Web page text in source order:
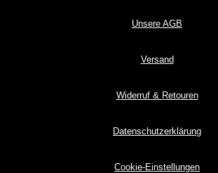
Unsere AGB
Versand
Widerruf & Retouren
Datenschutzerklärung
Cookie-Einstellungen